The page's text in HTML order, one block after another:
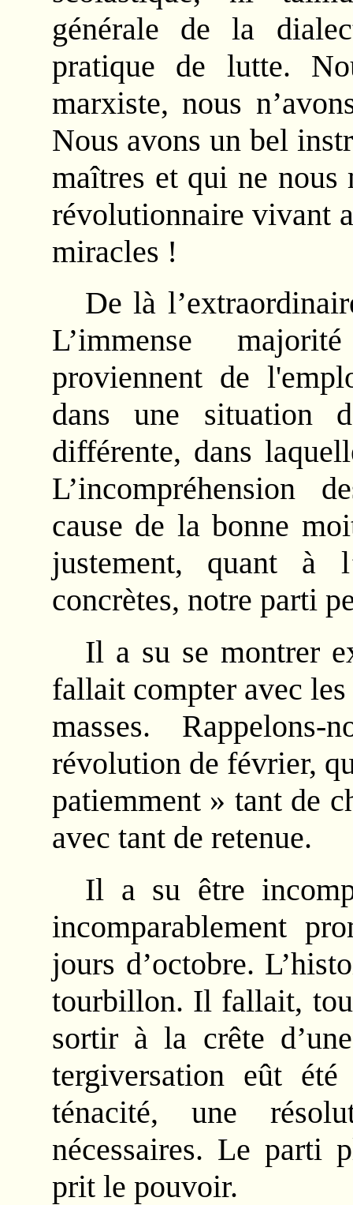
générale de la
pratique de lutte.
marxiste, nous
Nous avons un bel
maîtres et qui ne nous
révolutionnaire vivant
miracles !
De là
L’immense
proviennent de
dans une situation
différente, dans
L’incompréhension
cause de la bonne
justement, quant à
concrètes, notre parti
Il a su se montrer
fallait compter avec les
masses.
révolution de février,
patiemment » tant de
avec tant de retenue.
Il a su être
incomparablement
jours d’octobre.
tourbillon. Il fallait,
sortir à la crête
tergiversation eût
ténacité, une
nécessaires. Le parti
prit le pouvoir.